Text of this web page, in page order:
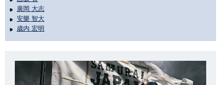
廣岡 大志
安樂 智大
歳内 宏明